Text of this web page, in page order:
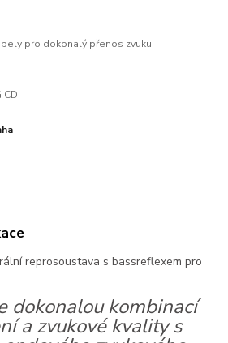
pro dokonalý přenos zvuku
CD
reprosoustava s bassreflexem pro
dokonalou kombinací
a zvukové kvality s